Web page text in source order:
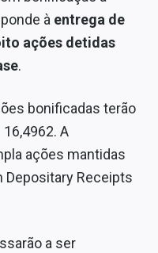
à entrega de
ações detidas
.
bonificadas terão
A
ações mantidas
Depositary Receipts
a ser